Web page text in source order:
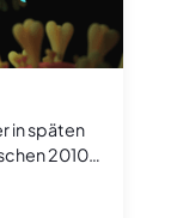
in späten
2010